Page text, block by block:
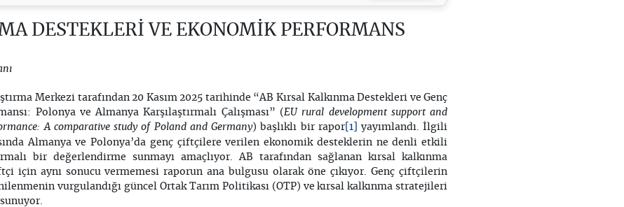
DESTEKLERİ VE EKONOMİK PERFORMANS
Merkezi tarafından 20 Kasım 2025 tarihinde “AB Kırsal Kalkınma Destekleri ve Genç
Polonya ve Almanya Karşılaştırmalı Çalışması” (EU rural development support and
A comparative study of Poland and Germany) başlıklı bir rapor[1]
yayımlandı. İlgili
Almanya ve Polonya’da genç çiftçilere verilen ekonomik desteklerin ne denli etkili
bir değerlendirme sunmayı amaçlıyor. AB tarafından sağlanan kırsal kalkınma
için aynı sonucu vermemesi raporun ana bulgusu olarak öne çıkıyor. Genç çiftçilerin
vurgulandığı güncel Ortak Tarım Politikası (OTP) ve kırsal kalkınma stratejileri